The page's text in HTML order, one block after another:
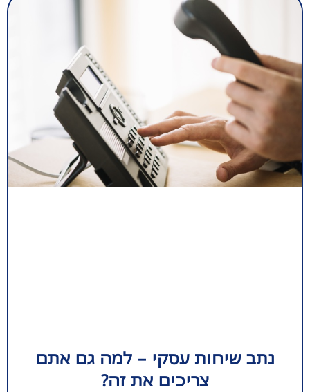
נתב שיחות עסקי – למה גם אתם
צריכים את זה?